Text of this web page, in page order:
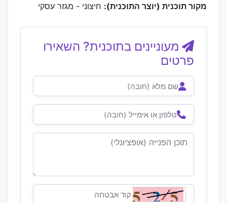
מקור תוכנית (יוצר התוכנית): חיצוני - מגזר עסקי
מעוניינים בתוכנית? השאירו
פרטים